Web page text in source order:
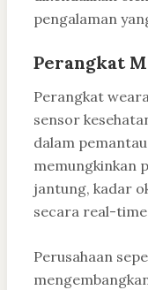
pengalaman
Perangkat
Perangkat
sensor
dalam
memungkinkan
jantung, kadar
secara real-
Perusahaan